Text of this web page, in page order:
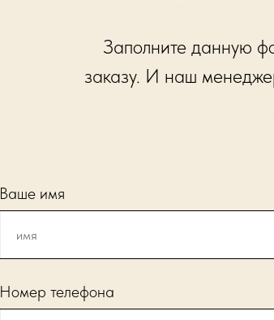
Заполните данную
заказу. И наш
Ваше имя
Номер телефона